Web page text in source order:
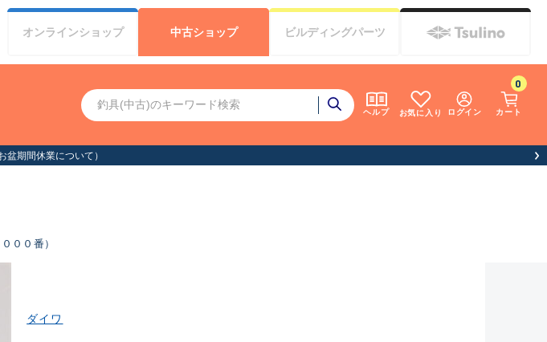
ヘルプ お気に入り ログイン カート
0
オンラインショップ 中古ショップ ビルディングパーツ
００番）
ダイワ